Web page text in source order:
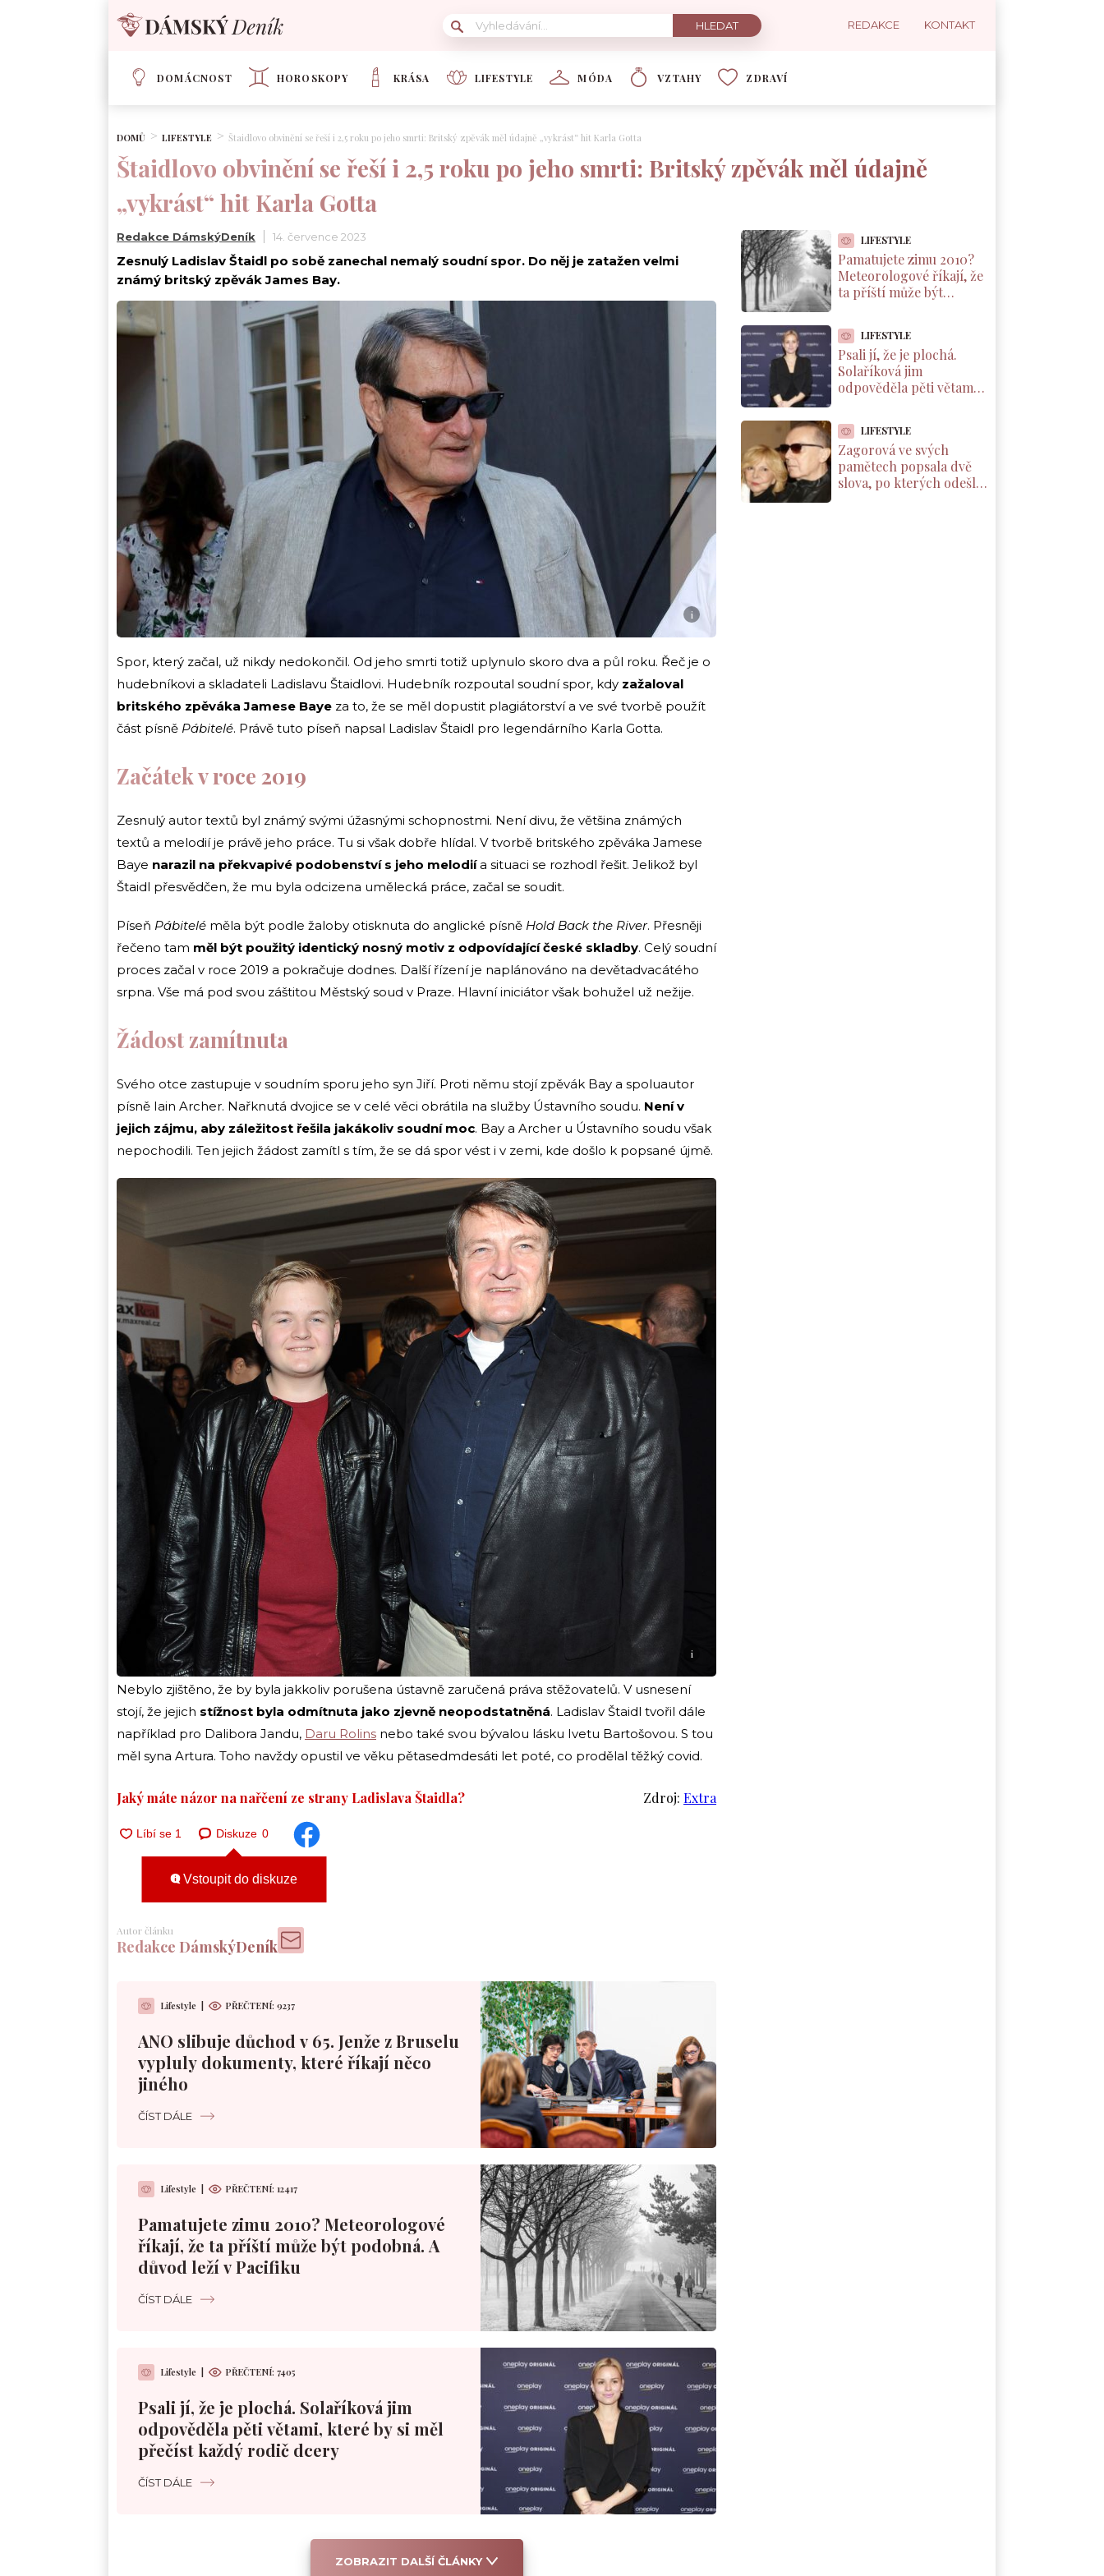
REDAKCE KONTAKT
DOMÁCNOST HOROSKOPY KRÁSA LIFESTYLE MÓDA VZTAHY ZDRAVÍ
DOMŮ LIFESTYLE Štaidlovo obvinění se řeší i 2,5 roku po jeho smrti: Britský zpěvák měl údajně „vykrást“ hit Karla Gotta
Štaidlovo obvinění se řeší i 2,5 roku po jeho smrti: Britský zpěvák měl údajně
„vykrást“ hit Karla Gotta
Redakce DámskýDeník 14. července 2023
Zesnulý Ladislav Štaidl po sobě zanechal nemalý soudní spor. Do něj je zatažen velmi
známý britský zpěvák James Bay.
i
Spor, který začal, už nikdy nedokončil. Od jeho smrti totiž uplynulo skoro dva a půl roku. Řeč je o
hudebníkovi a skladateli Ladislavu Štaidlovi. Hudebník rozpoutal soudní spor, kdy zažaloval
britského zpěváka Jamese Baye za to, že se měl dopustit plagiátorství a ve své tvorbě použít
část písně Pábitelé. Právě tuto píseň napsal Ladislav Štaidl pro legendárního Karla Gotta.
Začátek v roce 2019
Zesnulý autor textů byl známý svými úžasnými schopnostmi. Není divu, že většina známých
textů a melodií je právě jeho práce. Tu si však dobře hlídal. V tvorbě britského zpěváka Jamese
Baye narazil na překvapivé podobenství s jeho melodiía situaci se rozhodl řešit. Jelikož byl
Štaidl přesvědčen, že mu byla odcizena umělecká práce, začal se soudit.
Píseň Pábitelé měla být podle žaloby otisknuta do anglické písně Hold Back the River. Přesněji
řečeno tam měl být použitý identický nosný motiv z odpovídající české skladby. Celý soudní
proces začal v roce 2019 a pokračuje dodnes. Další řízení je naplánováno na devětadvacátého
srpna. Vše má pod svou záštitou Městský soud v Praze. Hlavní iniciátor však bohužel už nežije.
Žádost zamítnuta
Svého otce zastupuje v soudním sporu jeho syn Jiří. Proti němu stojí zpěvák Bay a spoluautor
písně Iain Archer. Nařknutá dvojice se v celé věci obrátila na služby Ústavního soudu. Není v
jejich zájmu, aby záležitost řešila jakákoliv soudní moc. Bay a Archer u Ústavního soudu však
nepochodili. Ten jejich žádost zamítl s tím, že se dá spor vést i v zemi, kde došlo k popsané újmě.
i
Nebylo zjištěno, že by byla jakkoliv porušena ústavně zaručená práva stěžovatelů. V usnesení
stojí, že jejich stížnost byla odmítnuta jako zjevně neopodstatněná. Ladislav Štaidl tvořil dále
například pro Dalibora Jandu, Daru Rolins nebo také svou bývalou lásku Ivetu Bartošovou. S tou
měl syna Artura. Toho navždy opustil ve věku pětasedmdesáti let poté, co prodělal těžký covid.
Jaký máte názor na nařčení ze strany Ladislava Štaidla? Zdroj: Extra
Diskuze 0
Vstoupit do diskuze
Autor článku
Redakce DámskýDeník
Lifestyle PŘEČTENÍ: 9237
ANO slibuje důchod v 65. Jenže z Bruselu
vypluly dokumenty, které říkají něco
jiného
ČÍST DÁLE
Lifestyle PŘEČTENÍ: 12417
Pamatujete zimu 2010? Meteorologové
říkají, že ta příští může být podobná. A
důvod leží v Pacifiku
ČÍST DÁLE
Lifestyle PŘEČTENÍ: 7405
Psali jí, že je plochá. Solaříková jim
odpověděla pěti větami, které by si měl
přečíst každý rodič dcery
ČÍST DÁLE
ZOBRAZIT DALŠÍ ČLÁNKY
LIFESTYLE
Pamatujete zimu 2010?
Meteorologové říkají, že
ta příští může být
Pacifiku
LIFESTYLE
Psali jí, že je plochá.
Solaříková jim
odpověděla pěti větami,
každý rodič dcery
LIFESTYLE
Zagorová ve svých
pamětech popsala dvě
slova, po kterých odešla